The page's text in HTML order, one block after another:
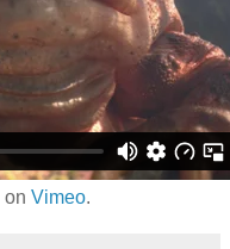
on Vimeo.